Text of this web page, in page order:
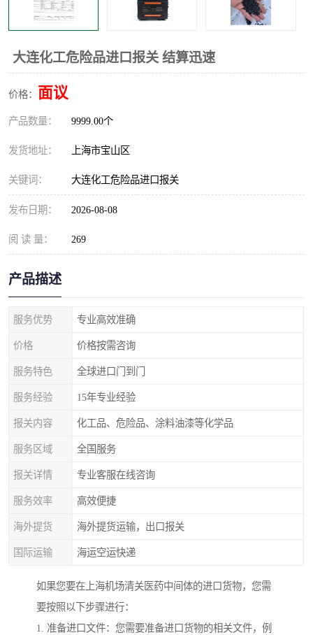
大连化工危险品进口报关 结算迅速
价格： 面议
产品数量： 9999.00个
发货地址： 上海市宝山区
关键词： 大连化工危险品进口报关
发布日期： 2026-08-08
阅 读 量： 269
产品描述
服务优势 专业高效准确
价格 价格按需咨询
服务特色 全球进口门到门
服务经验 15年专业经验
报关内容 化工品、危险品、涂料油漆等化学品
服务区域 全国服务
报关详情 专业客服在线咨询
服务效率 高效便捷
海外提货 海外提货运输，出口报关
国际运输 海运空运快递
如果您要在上海机场清关医药中间体的进口货物，您需
要按照以下步骤进行：
1. 准备进口文件：您需要准备进口货物的相关文件，例